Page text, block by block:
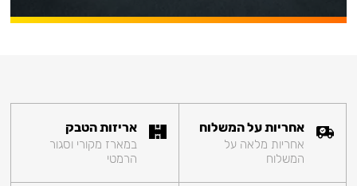
אחריות על המשלוח
אחריות מלאה על
המשלוח
אריזות הטבק
במארז מקורי וסגור
הרמטי